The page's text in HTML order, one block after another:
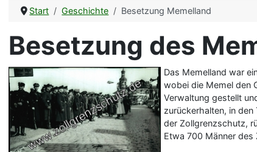
Start Geschichte Besetzung Memelland
Besetzung des
Das Memelland war
wobei die Memel den
Verwaltung gestellt
zurückerhalten, in
der Zollgrenzschutz,
Etwa 700 Männer